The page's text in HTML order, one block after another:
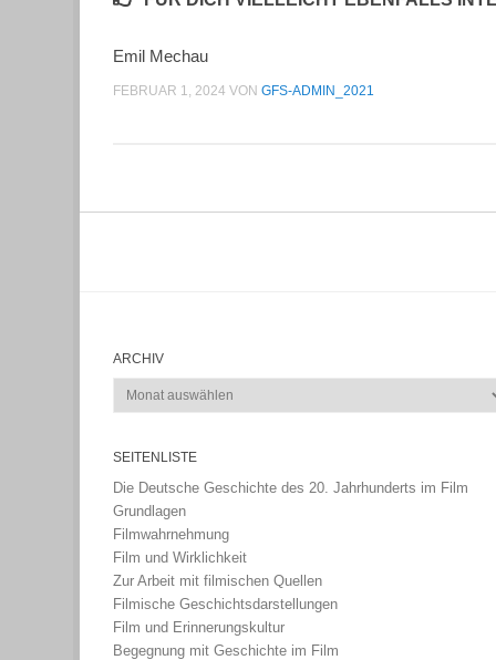
Emil Mechau
FEBRUAR 1, 2024 VON GFS-ADMIN_2021
ARCHIV
Archiv
SEITENLISTE
Die Deutsche Geschichte des 20. Jahrhunderts im Film
Grundlagen
Filmwahrnehmung
Film und Wirklichkeit
Zur Arbeit mit filmischen Quellen
Filmische Geschichtsdarstellungen
Film und Erinnerungskultur
Begegnung mit Geschichte im Film